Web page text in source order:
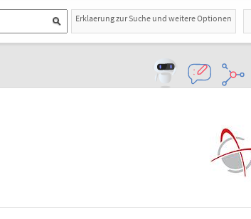
Erklaerung zur Suche und weitere Optionen